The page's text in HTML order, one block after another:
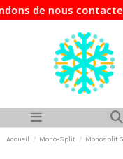
de nous
Accueil Mono-Split Monosplit